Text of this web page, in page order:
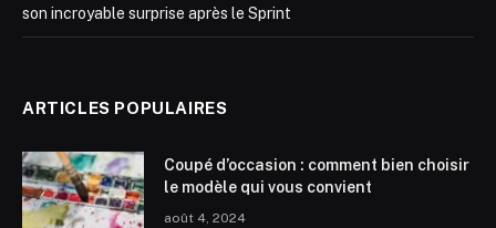
son incroyable surprise après le Sprint
ARTICLES POPULAIRES
Coupé d’occasion : comment bien choisir
le modèle qui vous convient
août 4, 2024